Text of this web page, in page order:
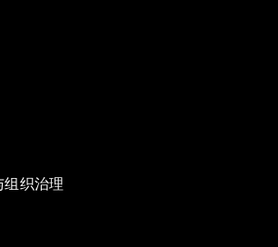
织治理